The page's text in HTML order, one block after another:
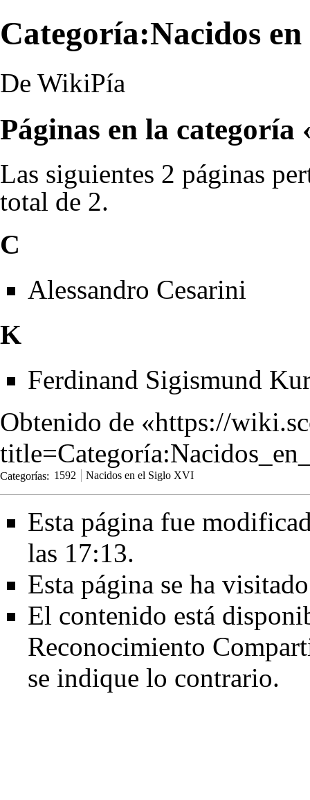
Categoría:Nacidos en
De WikiPía
Páginas en la categoría
Las siguientes 2 páginas
total de 2.
C
Alessandro Cesarini
K
Ferdinand Sigismund
Obtenido de «https://
Categorías: 1592 Nacidos en el Siglo XVI
Esta página fue
las 17:13.
Esta página se ha
El contenido está
Reconocimiento
se indique lo contrario.